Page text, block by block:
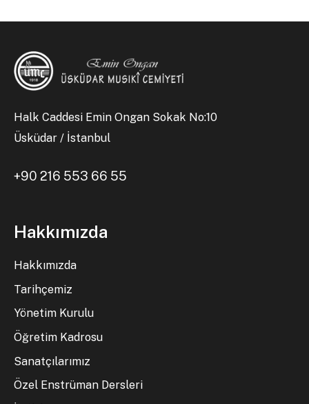
Halk Caddesi Emin Ongan Sokak No:10
Üsküdar / İstanbul
+90 216 553 66 55
Hakkımızda
Hakkımızda
Tarihçemiz
Yönetim Kurulu
Öğretim Kadrosu
Sanatçılarımız
Özel Enstrüman Dersleri